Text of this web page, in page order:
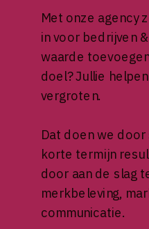
Met onze agency
in voor bedrijven
waarde
doel? Jullie
vergroten.
Dat doen we door
korte termijn
door aan de slag
merkbeleving,
communicatie.